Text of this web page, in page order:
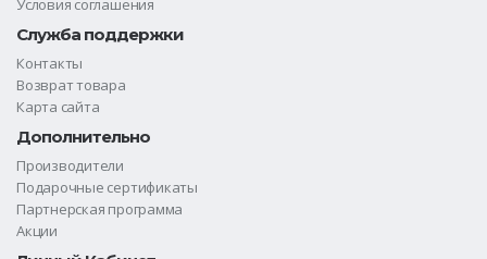
Служба поддержки
Контакты
Возврат товара
Карта сайта
Дополнительно
Производители
Подарочные сертификаты
Партнерская программа
Акции